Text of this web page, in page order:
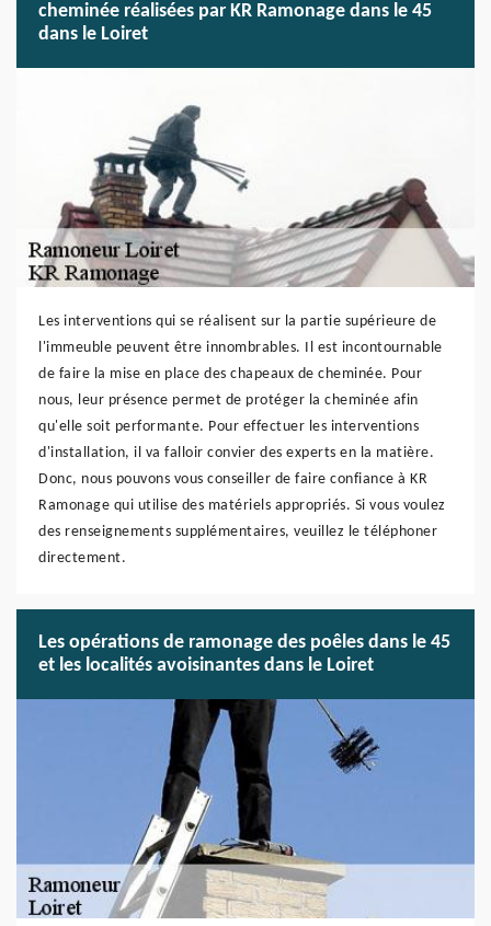
cheminée réalisées par KR Ramonage dans le 45
dans le Loiret
Les interventions qui se réalisent sur la partie supérieure de
l'immeuble peuvent être innombrables. Il est incontournable
de faire la mise en place des chapeaux de cheminée. Pour
nous, leur présence permet de protéger la cheminée afin
qu'elle soit performante. Pour effectuer les interventions
d'installation, il va falloir convier des experts en la matière.
Donc, nous pouvons vous conseiller de faire confiance à KR
Ramonage qui utilise des matériels appropriés. Si vous voulez
des renseignements supplémentaires, veuillez le téléphoner
directement.
Les opérations de ramonage des poêles dans le 45
et les localités avoisinantes dans le Loiret